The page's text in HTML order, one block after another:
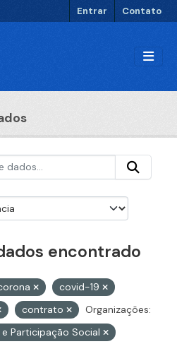
Entrar Contato
encontrado
covid-19
contrato
Organizações:
Participação Social